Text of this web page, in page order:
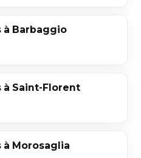
à Barbaggio
Saint-Florent
Morosaglia